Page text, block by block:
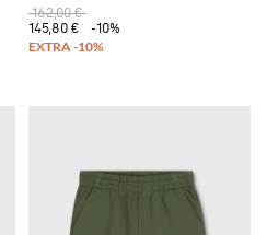
162,00 €
145,80 €
-10%